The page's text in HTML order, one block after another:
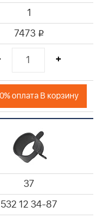
1
7473 i
+
оплата В корзину
37
532 12 34-87